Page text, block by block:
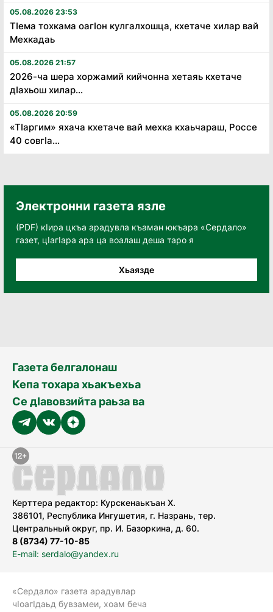
05.08.2026 23:53
Тӏема тохкама оагӏон кулгалхошца, кхетаче хилар вай
Мехкадаь
05.08.2026 21:57
2026-ча шера хоржамий кийчонна хетаяь кхетаче
дӏахьош хилар...
05.08.2026 20:59
«Тӏаргим» яхача кхетаче вай мехка кхаьчараш, Россе
40 совгӏа...
Электронни газета язле
(PDF) кӀира цкъа арадувла къаман юкъара «Сердало»
газет, цӀагӀара ара ца воалаш деша таро я
Хьаязде
Газета белгалонаш
Кепа тохара хьакъехьа
Се дӀавовзийта раьза ва
Керттера редактор: Курскенаькъан Х.
386101, Республика Ингушетия, г. Назрань, тер.
Центральный округ, пр. И. Базоркина, д. 60.
8 (8734) 77-10-85
E-mail: serdalo@yandex.ru
«Сердало» газета арадувлар
чIоагIдаьд бувзамеи, хоам беча